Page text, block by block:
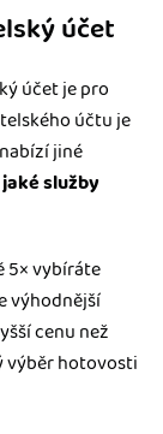
účet
účet je pro
účtu je
jiné
jaké služby
5× vybíráte
výhodnější
cenu než
výběr hotovosti